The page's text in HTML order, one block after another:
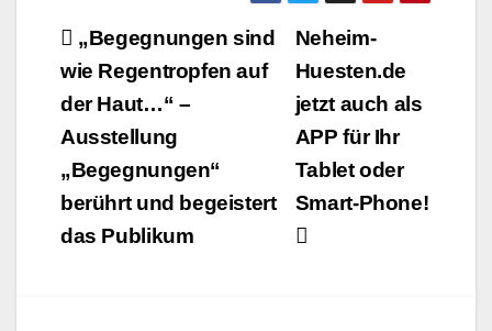
Beitragsnavigation
Neheim-
Huesten.de
jetzt auch als
APP für Ihr
Tablet oder
Smart-Phone!
„Begegnungen sind
wie Regentropfen auf
der Haut…“ –
Ausstellung
„Begegnungen“
berührt und begeistert
das Publikum